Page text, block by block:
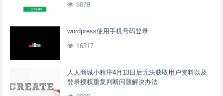
8878
wordpress使用手机号码登录
16317
人人商城小程序4月13日后无法获取用户资料以及
登录授权重复判断问题解决办法